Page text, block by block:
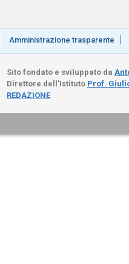
Amministrazione trasparente
Sito fondato e sviluppato da
Direttore dell'Istituto Prof.
REDAZIONE